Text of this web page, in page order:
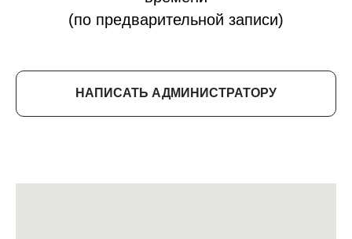
(по предварительной записи)
НАПИСАТЬ АДМИНИСТРАТОРУ